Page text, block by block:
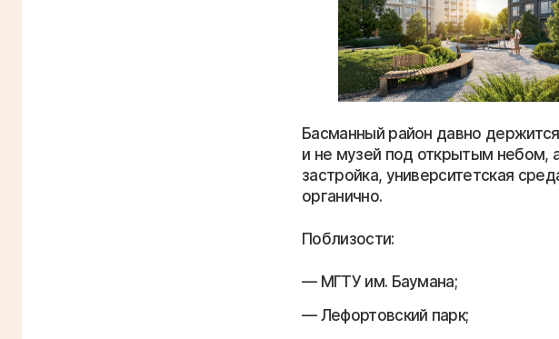
Басманный район давно
и не музей под открытым небом,
застройка, университетская
органично.
Поблизости:
МГТУ им. Баумана;
Лефортовский парк;